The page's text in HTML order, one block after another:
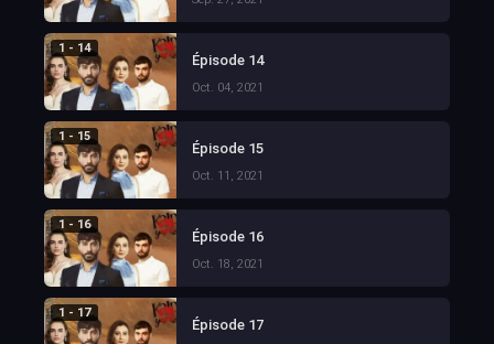
1 - 14
Épisode 14
Oct. 04, 2021
1 - 15
Épisode 15
Oct. 11, 2021
1 - 16
Épisode 16
Oct. 18, 2021
1 - 17
Épisode 17